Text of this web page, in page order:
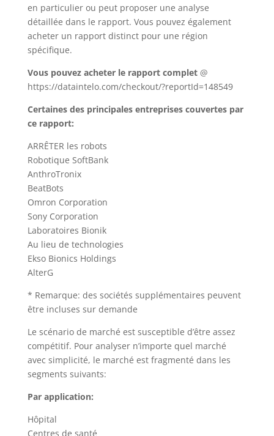
en particulier ou peut proposer une analyse
détaillée dans le rapport. Vous pouvez également
acheter un rapport distinct pour une région
spécifique.
Vous pouvez acheter le rapport complet@
https://dataintelo.com/checkout/?reportId=148549
Certaines des principales entreprises couvertes par
ce rapport:
ARRÊTER les robots
Robotique SoftBank
AnthroTronix
BeatBots
Omron Corporation
Sony Corporation
Laboratoires Bionik
Au lieu de technologies
Ekso Bionics Holdings
AlterG
* Remarque: des sociétés supplémentaires peuvent
être incluses sur demande
Le scénario de marché est susceptible d’être assez
compétitif. Pour analyser n’importe quel marché
avec simplicité, le marché est fragmenté dans les
segments suivants:
Par application:
Hôpital
Centres de santé